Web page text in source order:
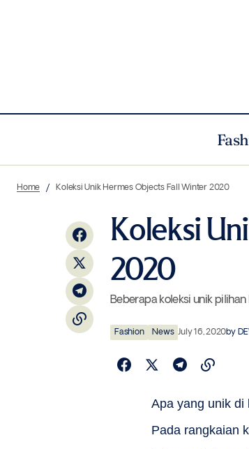
Resep Cemilan Sederhana dan Mudah
Menggunakan Ricotta
Home Koleksi Unik Hermes Objects Fall Winter 2020
Koleksi
2020
Beberapa koleksi unik
Fashion News July 16, 2020by
Apa yang unik di
Pada rangkaian